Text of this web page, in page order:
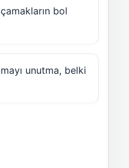
bol
unutma, belki